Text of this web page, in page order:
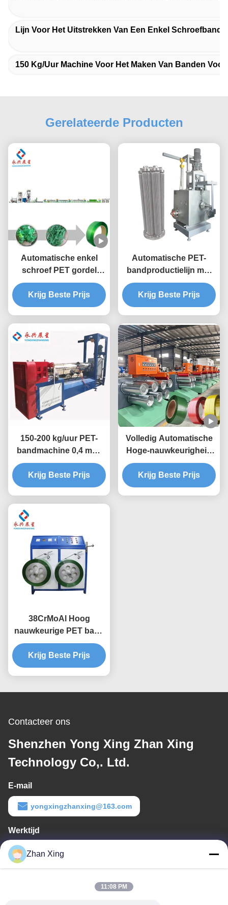
Lijn Voor Het Uitstrekken Van Een Enkel Schroefband
150 Kg/uur Machine Voor Het Maken Van Banden
Gerelateerde Producten
Automatische enkel
schroef PET gordel
plastic band maken
machine
Krijg Beste Prijs
Automatische PET-
bandproductielijn met
hoge nauwkeurigheid
Krijg Beste Prijs
150-200 kg/uur PET-
bandmachine 0,4 mm-
1,5 mm
Krijg Beste Prijs
Volledig Automatische
Hoge-nauwkeurigheid
Enkele-schroef PET
Band Productielijn voor
PET Band Productie
Krijg Beste Prijs
38CrMoAl Hoog
nauwkeurige PET band
productielijn, PET band
productie machine
Krijg Beste Prijs
Contacteer ons
Shenzhen Yong Xing Zhan Xing
Technology Co,. Ltd.
E-mail
yongxingzhanxing@163.com
Werktijd
8:00-20:00
Ons adres
Zhan Xing
11:08 PM